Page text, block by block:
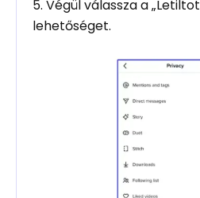
5. Végül válassza a
lehetőséget.